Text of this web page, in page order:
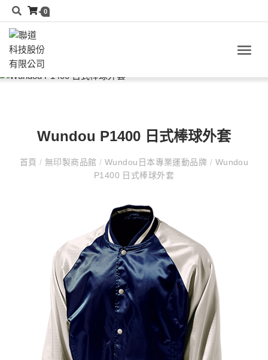
0
Wundou P1400 日式棒球外套
首頁/ 無印製商品館/ Wundou日本專業運動品牌 / Wundou
P1400 日式棒球外套